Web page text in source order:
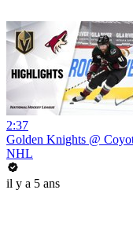
2:37
Golden Knights @
NHL
il y a 5 ans